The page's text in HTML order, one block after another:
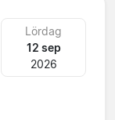
Lördag
12 sep
2026